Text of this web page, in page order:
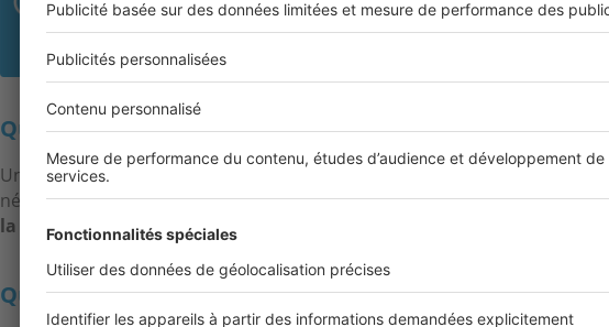
C’est la hausse, sur un an, du prix des appartements caennais
l’ancien.
Quel est le délai moyen pour vendre un bien à Caen ?
Un bienaffiché à un juste prix trouve preneur entre 10 jours et 1 mois.
nécessite pas de travaux et dispose d’un espace extérieur, il peut même
la première visite.
Quel avenir pour le marché immobilier caennais ?